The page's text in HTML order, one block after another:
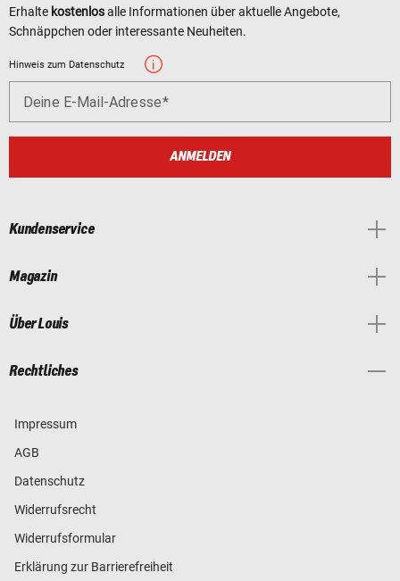
Erhalte kostenlosalle Informationen über aktuelle Angebote,
Schnäppchen oder interessante Neuheiten.
Hinweis zum Datenschutz
Deine E-Mail-Adresse
ANMELDEN
Kundenservice
Magazin
Über Louis
Rechtliches
Impressum
AGB
Datenschutz
Widerrufsrecht
Widerrufsformular
Erklärung zur Barrierefreiheit